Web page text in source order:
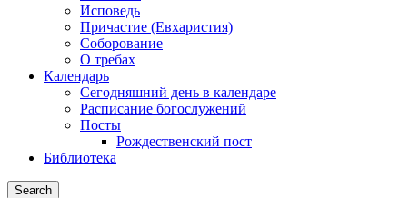
Исповедь
Причастие (Евхаристия)
Соборование
О требах
Календарь
Сегодняшний день в календаре
Расписание богослужений
Посты
Рождественский пост
Библиотека
Search